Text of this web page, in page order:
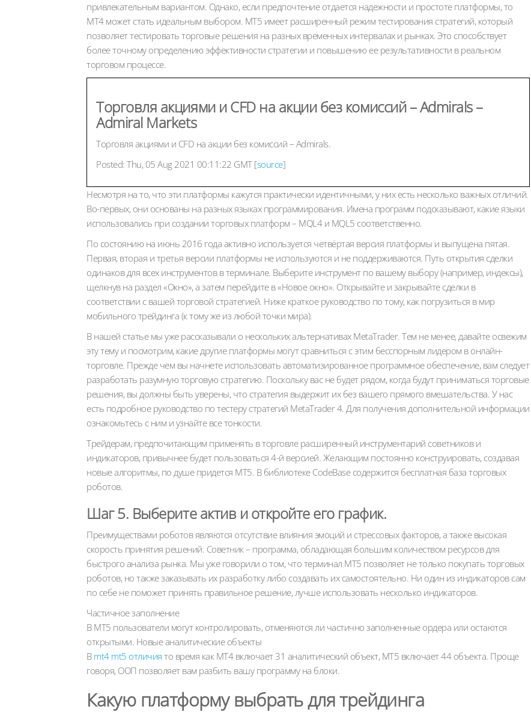
привлекательным вариантом. Однако, если предпочтение отдается надежности и простоте платформы, то
MT4 может стать идеальным выбором. MT5 имеет расширенный режим тестирования стратегий, который
позволяет тестировать торговые решения на разных временных интервалах и рынках. Это способствует
более точному определению эффективности стратегии и повышению ее результативности в реальном
торговом процессе.
Торговля акциями и CFD на акции без комиссий – Admirals –
Admiral Markets
Торговля акциями и CFD на акции без комиссий – Admirals.
Posted: Thu, 05 Aug 2021 00:11:22 GMT [source]
Несмотря на то, что эти платформы кажутся практически идентичными, у них есть несколько важных отличий.
Во-первых, они основаны на разных языках программирования. Имена программ подсказывают, какие языки
использовались при создании торговых платформ – MQL4 и MQL5 соответственно.
По состоянию на июнь 2016 года активно используется четвёртая версия платформы и выпущена пятая.
Первая, вторая и третья версии платформы не используются и не поддерживаются. Путь открытия сделки
одинаков для всех инструментов в терминале. Выберите инструмент по вашему выбору (например, индексы),
щелкнув на раздел «Окно», а затем перейдите в «Новое окно». Открывайте и закрывайте сделки в
соответствии с вашей торговой стратегией. Ниже краткое руководство по тому, как погрузиться в мир
мобильного трейдинга (к тому же из любой точки мира).
В нашей статье мы уже рассказывали о нескольких альтернативах MetaTrader. Тем не менее, давайте освежим
эту тему и посмотрим, какие другие платформы могут сравниться с этим бесспорным лидером в онлайн-
торговле. Прежде чем вы начнете использовать автоматизированное программное обеспечение, вам следует
разработать разумную торговую стратегию. Поскольку вас не будет рядом, когда будут приниматься торговые
решения, вы должны быть уверены, что стратегия выдержит их без вашего прямого вмешательства. У нас
есть подробное руководство по тестеру стратегий MetaTrader 4. Для получения дополнительной информации
ознакомьтесь с ним и узнайте все тонкости.
Трейдерам, предпочитающим применять в торговле расширенный инструментарий советников и
индикаторов, привычнее будет пользоваться 4-й версией. Желающим постоянно конструировать, создавая
новые алгоритмы, по душе придется МТ5. В библиотеке CodeBase содержится бесплатная база торговых
роботов.
Шаг 5. Выберите актив и откройте его график.
Преимуществами роботов являются отсутствие влияния эмоций и стрессовых факторов, а также высокая
скорость принятия решений. Советник – программа, обладающая большим количеством ресурсов для
быстрого анализа рынка. Мы уже говорили о том, что терминал МТ5 позволяет не только покупать торговых
роботов, но также заказывать их разработку либо создавать их самостоятельно. Ни один из индикаторов сам
по себе не поможет принять правильное решение, лучше использовать несколько индикаторов.
Частичное заполнение
В MT5 пользователи могут контролировать, отменяются ли частично заполненные ордера или остаются
открытыми. Новые аналитические объекты
В mt4 mt5 отличия то время как MT4 включает 31 аналитический объект, MT5 включает 44 объекта. Проще
говоря, ООП позволяет вам разбить вашу программу на блоки.
Какую платформу выбрать для трейдинга